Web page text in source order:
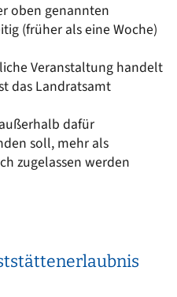
oben genannten
(früher als eine Woche)
Veranstaltung handelt
das Landratsamt
dafür
soll, mehr als
zugelassen werden